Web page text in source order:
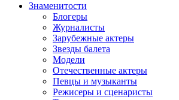
Знаменитости
Блогеры
Журналисты
Зарубежные актеры
Звезды балета
Модели
Отечественные актеры
Певцы и музыканты
Режисеры и сценаристы